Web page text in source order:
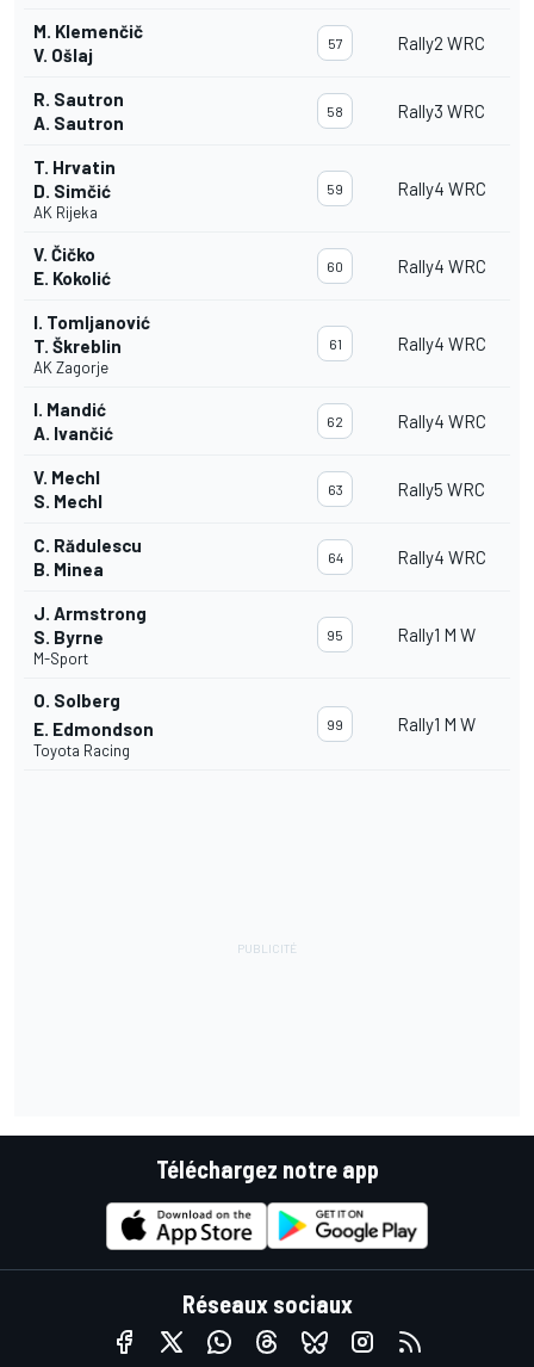
M. Klemenčič
V. Ošlaj
57 Rally2 WRC
R. Sautron
A. Sautron
58 Rally3 WRC
T. Hrvatin
D. Simčić
AK Rijeka
59 Rally4 WRC
V. Čičko
E. Kokolić
60 Rally4 WRC
I. Tomljanović
T. Škreblin
AK Zagorje
61 Rally4 WRC
I. Mandić
A. Ivančić
62 Rally4 WRC
V. Mechl
S. Mechl
63 Rally5 WRC
C. Rădulescu
B. Minea
64 Rally4 WRC
J. Armstrong
S. Byrne
M-Sport
95 Rally1 M W
O. Solberg
E. Edmondson
Toyota Racing
99 Rally1 M W
Téléchargez notre app
Réseaux sociaux